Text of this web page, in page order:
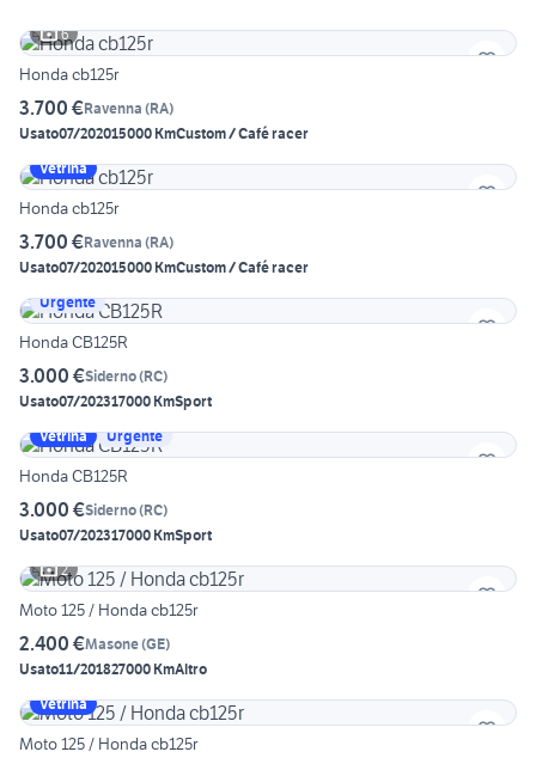
6
Honda cb125r
3.700 €Ravenna (RA)
Usato07/202015000 KmCustom / Café racer
Vetrina
Honda cb125r
3.700 €Ravenna (RA)
Usato07/202015000 KmCustom / Café racer
Urgente
Honda CB125R
3.000 €Siderno(RC)
Usato07/202317000 KmSport
Vetrina
Urgente
Honda CB125R
3.000 €Siderno(RC)
Usato07/202317000 KmSport
2
Moto 125 / Honda cb125r
2.400 €Masone(GE)
Usato11/201827000 KmAltro
Vetrina
Moto 125 / Honda cb125r